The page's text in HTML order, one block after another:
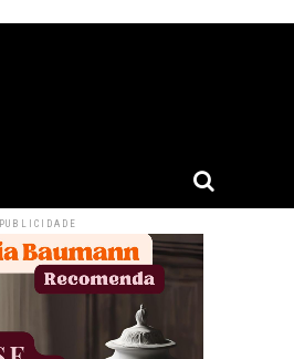
PUBLICIDADE